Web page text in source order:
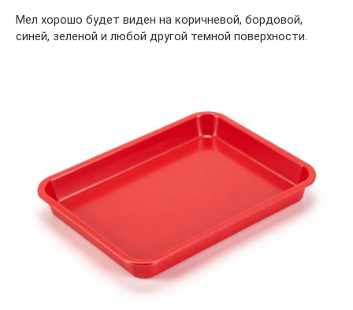
Мел хорошо будет виден на коричневой, бордовой,
синей, зеленой и любой другой темной поверхности.